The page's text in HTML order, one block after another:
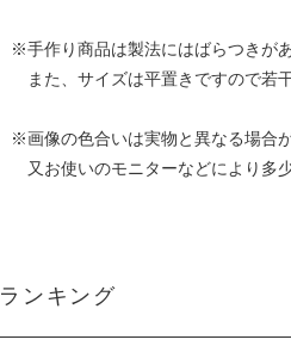
※手作り商品は製法にはばらつきが
また、サイズは平置きですので若
※画像の色合いは実物と異なる場合
又お使いのモニターなどにより多
ランキング